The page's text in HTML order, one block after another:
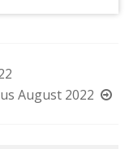
August 2022